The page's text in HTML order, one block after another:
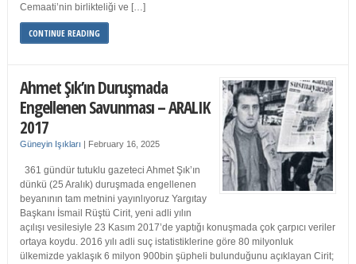
Cemaati’nin birlikteliği ve […]
CONTINUE READING
Ahmet Şık’ın Duruşmada
Engellenen Savunması – ARALIK
2017
Güneyin Işıkları | February 16, 2025
361 gündür tutuklu gazeteci Ahmet Şık’ın
dünkü (25 Aralık) duruşmada engellenen
beyanının tam metnini yayınlıyoruz Yargıtay
Başkanı İsmail Rüştü Cirit, yeni adli yılın
açılışı vesilesiyle 23 Kasım 2017’de yaptığı konuşmada çok çarpıcı veriler
ortaya koydu. 2016 yılı adli suç istatistiklerine göre 80 milyonluk
ülkemizde yaklaşık 6 milyon 900bin şüpheli bulunduğunu açıklayan Cirit;